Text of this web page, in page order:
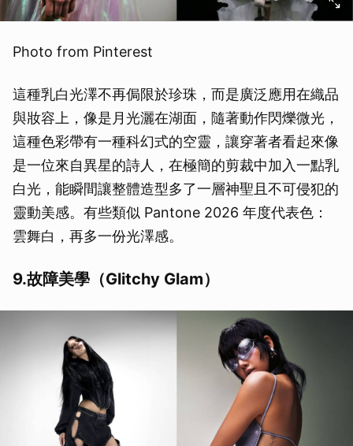
Photo from Pinterest
這種乳白光澤不再侷限於珍珠，而是廣泛應用在織品
與妝容上，像是月光灑在湖面，隨著動作閃爍微光，
這種色彩帶有一種科幻式的空靈，讓穿著者看起來像
是一位來自異星的詩人，在極簡的剪裁中加入一點乳
白光，能瞬間讓整體造型多了一層神聖且不可侵犯的
靈動美感。有些類似 Pantone 2026 年度代表色：
雲舞白，再多一份光澤感。
9.故障美學（Glitchy Glam）